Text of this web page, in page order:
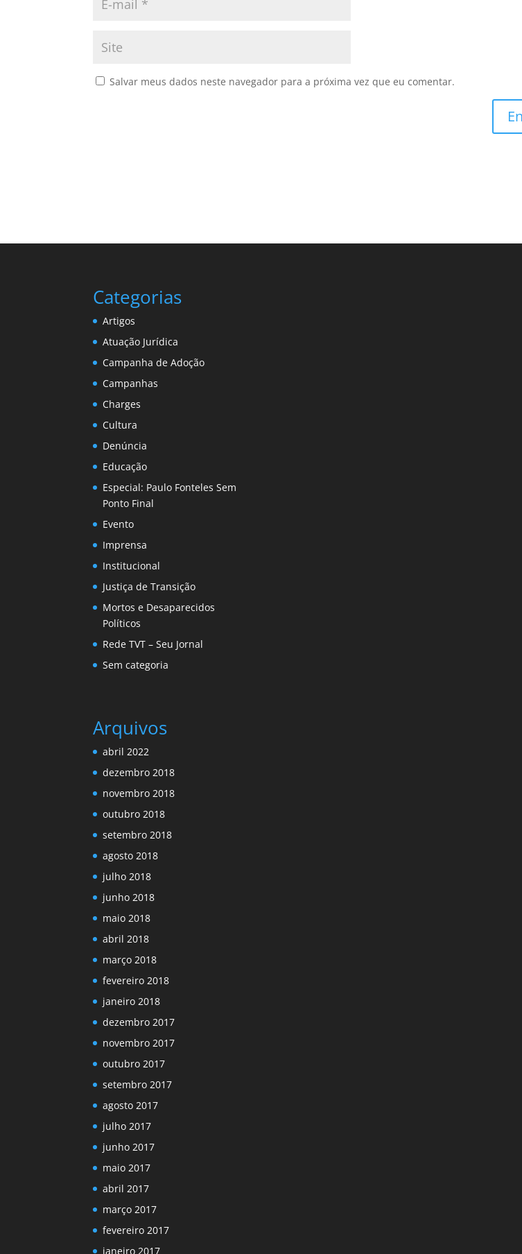
Salvar meus dados neste navegador para a próxima vez que eu comentar.
Categorias
Artigos
Atuação Jurídica
Campanha de Adoção
Campanhas
Charges
Cultura
Denúncia
Educação
Especial: Paulo Fonteles Sem
Ponto Final
Evento
Imprensa
Institucional
Justiça de Transição
Mortos e Desaparecidos
Políticos
Rede TVT – Seu Jornal
Sem categoria
Arquivos
abril 2022
dezembro 2018
novembro 2018
outubro 2018
setembro 2018
agosto 2018
julho 2018
junho 2018
maio 2018
abril 2018
março 2018
fevereiro 2018
janeiro 2018
dezembro 2017
novembro 2017
outubro 2017
setembro 2017
agosto 2017
julho 2017
junho 2017
maio 2017
abril 2017
março 2017
fevereiro 2017
janeiro 2017